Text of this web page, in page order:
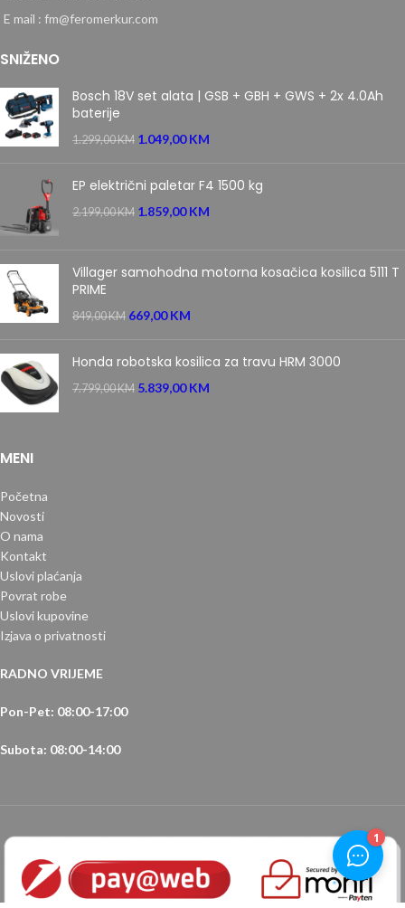
E mail : fm@feromerkur.com
SNIŽENO
Bosch 18V set alata | GSB + GBH + GWS + 2x 4.0Ah
baterije
1.299,00KM 1.049,00KM
EP električni paletar F4 1500 kg
2.199,00KM 1.859,00KM
Villager samohodna motorna kosačica kosilica 5111 T
PRIME
849,00KM 669,00KM
Honda robotska kosilica za travu HRM 3000
7.799,00KM 5.839,00KM
MENI
Početna
Novosti
O nama
Kontakt
Uslovi plaćanja
Povrat robe
Uslovi kupovine
Izjava o privatnosti
RADNO VRIJEME
Pon-Pet: 08:00-17:00
Subota: 08:00-14:00